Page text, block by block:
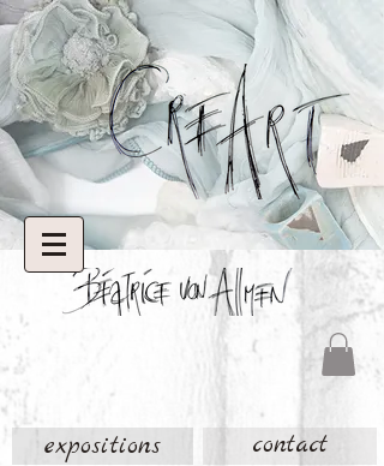
expositions contact